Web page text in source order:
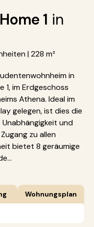
1 in
| 228 m²
in
1, im Erdgeschoss
Athena. Ideal im
gelegen, ist dies die
und
zu allen
bietet 8 geräumige
Wohnungsplan